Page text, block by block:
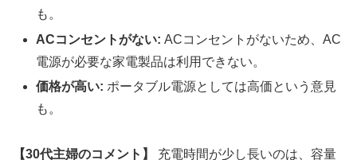
も。
ACコンセントがない: ACコンセントがないため、AC
電源が必要な家電製品は利用できない。
価格が高い: ポータブル電源としては高価という意見
も。
【30代主婦のコメント】 充電時間が少し長いのは、容量